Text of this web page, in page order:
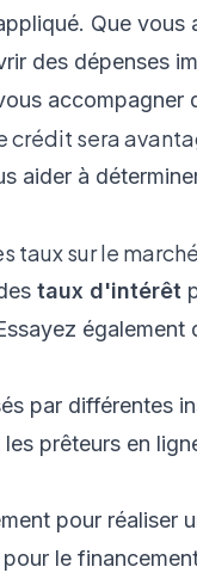
Que
des dépenses
accompagner
sera
aider à
taux sur le marché
taux d'intérêt
également
par différentes
prêteurs en
pour réaliser
pour le